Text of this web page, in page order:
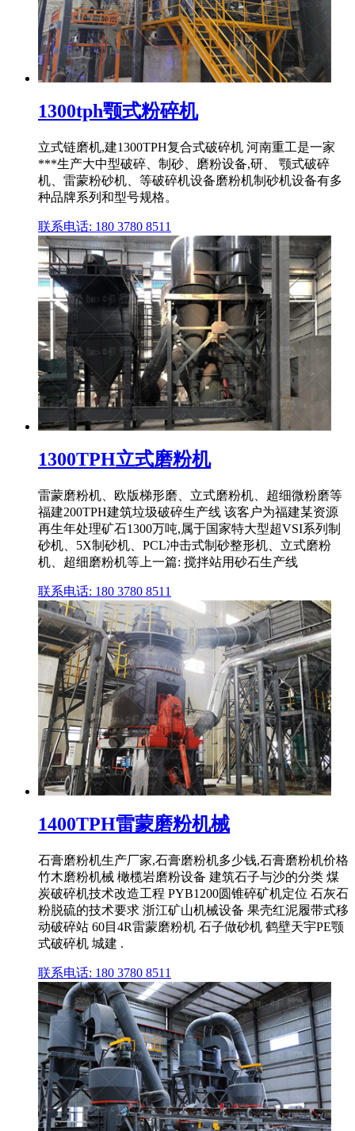
1300tph颚式粉碎机
立式链磨机,建1300TPH复合式破碎机 河南重工是一家
***生产大中型破碎、制砂、磨粉设备,研、 颚式破碎
机、雷蒙粉砂机、等破碎机设备磨粉机制砂机设备有多
种品牌系列和型号规格。
联系电话: 180 3780 8511
1300TPH立式磨粉机
雷蒙磨粉机、欧版梯形磨、立式磨粉机、超细微粉磨等
福建200TPH建筑垃圾破碎生产线 该客户为福建某资源
再生年处理矿石1300万吨,属于国家特大型超VSI系列制
砂机、5X制砂机、PCL冲击式制砂整形机、立式磨粉
机、超细磨粉机等上一篇: 搅拌站用砂石生产线
联系电话: 180 3780 8511
1400TPH雷蒙磨粉机械
石膏磨粉机生产厂家,石膏磨粉机多少钱,石膏磨粉机价格
竹木磨粉机械 橄榄岩磨粉设备 建筑石子与沙的分类 煤
炭破碎机技术改造工程 PYB1200圆锥碎矿机定位 石灰石
粉脱硫的技术要求 浙江矿山机械设备 果壳红泥履带式移
动破碎站 60目4R雷蒙磨粉机 石子做砂机 鹤壁天宇PE颚
式破碎机 城建 .
联系电话: 180 3780 8511